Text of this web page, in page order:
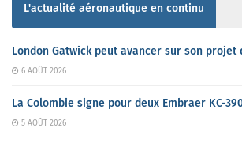
L'actualité aéronautique en continu
London Gatwick peut avancer sur son projet
6 AOÛT 2026
La Colombie signe pour deux Embraer KC-
5 AOÛT 2026